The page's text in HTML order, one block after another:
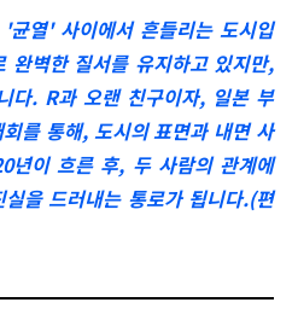
열' 사이에서 흔들리는 도시입
완벽한 질서를 유지하고 있지만,
다. R과 오랜 친구이자, 일본 부
를 통해, 도시의 표면과 내면 사
년이 흐른 후, 두 사람의 관계에
을 드러내는 통로가 됩니다.(편